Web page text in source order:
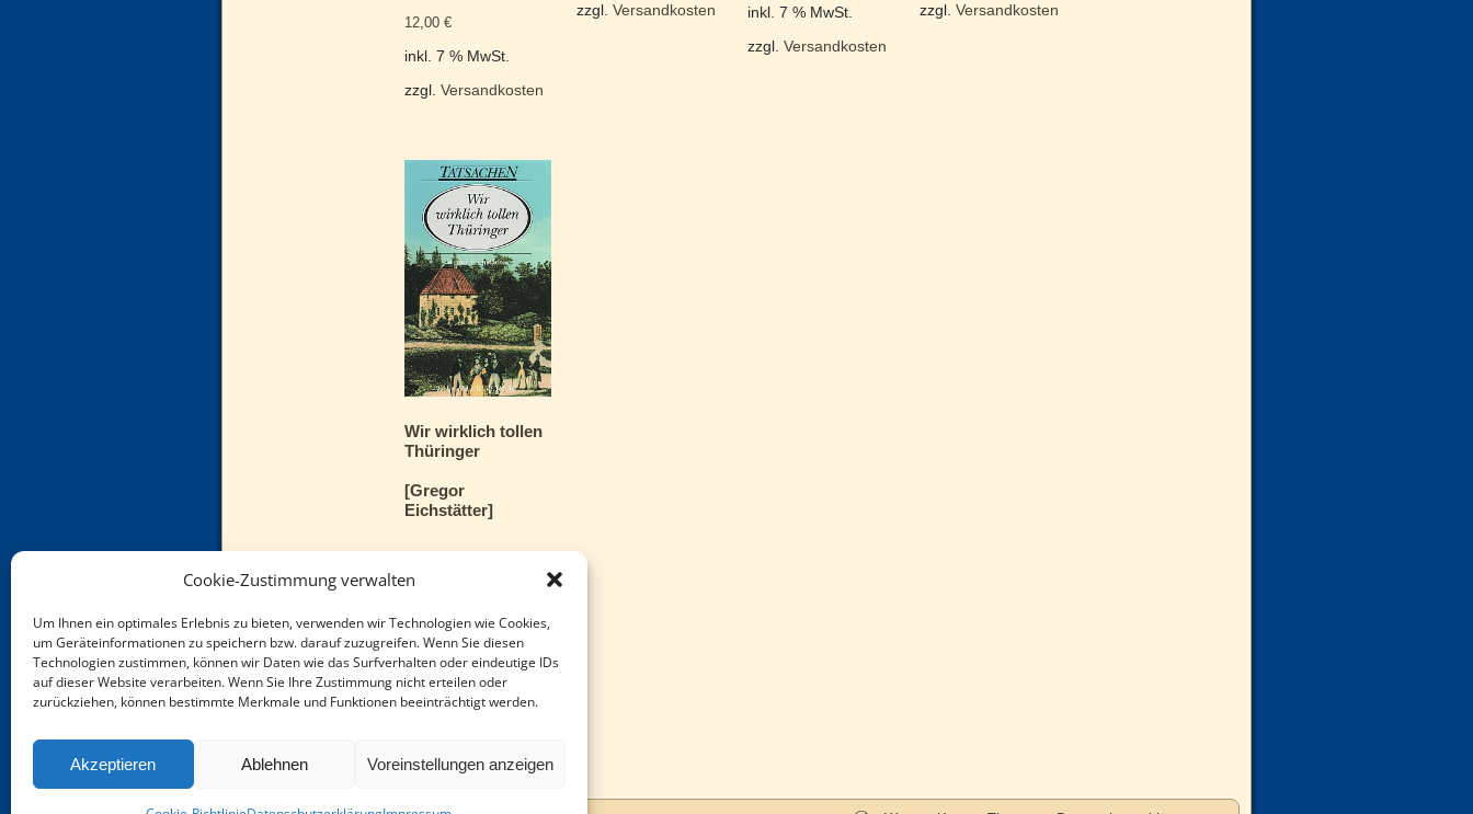
Cookie-Zustimmung verwalten
Um Ihnen ein optimales Erlebnis zu bieten, verwenden wir Technologien wie Cookies,
um Geräteinformationen zu speichern bzw. darauf zuzugreifen. Wenn Sie diesen
Technologien zustimmen, können wir Daten wie das Surfverhalten oder eindeutige IDs
auf dieser Website verarbeiten. Wenn Sie Ihre Zustimmung nicht erteilen oder
zurückziehen, können bestimmte Merkmale und Funktionen beeinträchtigt werden.
Akzeptieren Ablehnen Voreinstellungen anzeigen
12,00€
inkl. 7 % MwSt.
zzgl.Versandkosten
zzgl. Versandkosten inkl. 7 % MwSt.
zzgl.Versandkosten
zzgl. Versandkosten
Wir wirklich tollen
Thüringer
[Gregor
Eichstätter]
12,00€
inkl. 7 % MwSt.
zzgl.Versandkosten